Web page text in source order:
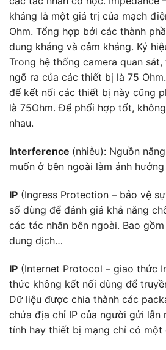
kháng là một giá trị của mạch
Ohm. Tổng hợp bởi các thành
dung kháng và cảm kháng. Ký
Trong hệ thống camera quan
ngõ ra của các thiết bị là 75
để kết nối các thiết bị này cũng
là 75Ohm. Để phối hợp tốt,
nhau.
Interference (nhiễu): Nguồn
muốn ở bên ngoài làm ảnh
IP (Ingress Protection – bảo vệ
số dùng để đánh giá khả năng
các tác nhân bên ngoài. Bao
dung dịch…
IP (Internet Protocol – giao thức
thức không kết nối dùng để
Dữ liệu được chia thành các
chứa địa chỉ IP của người gửi lẫn
tính hay thiết bị mạng chỉ có một